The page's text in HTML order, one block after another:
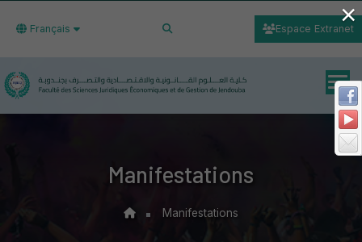
Français Espace Extranet
Manifestations
Manifestations
×